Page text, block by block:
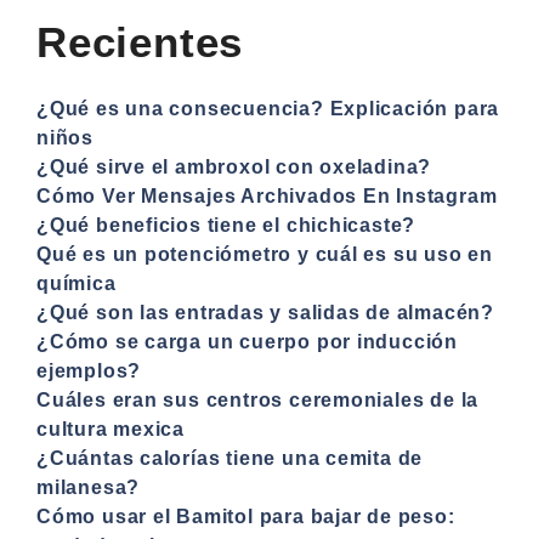
Recientes
¿Qué es una consecuencia? Explicación para
niños
¿Qué sirve el ambroxol con oxeladina?
Cómo Ver Mensajes Archivados En Instagram
¿Qué beneficios tiene el chichicaste?
Qué es un potenciómetro y cuál es su uso en
química
¿Qué son las entradas y salidas de almacén?
¿Cómo se carga un cuerpo por inducción
ejemplos?
Cuáles eran sus centros ceremoniales de la
cultura mexica
¿Cuántas calorías tiene una cemita de
milanesa?
Cómo usar el Bamitol para bajar de peso: